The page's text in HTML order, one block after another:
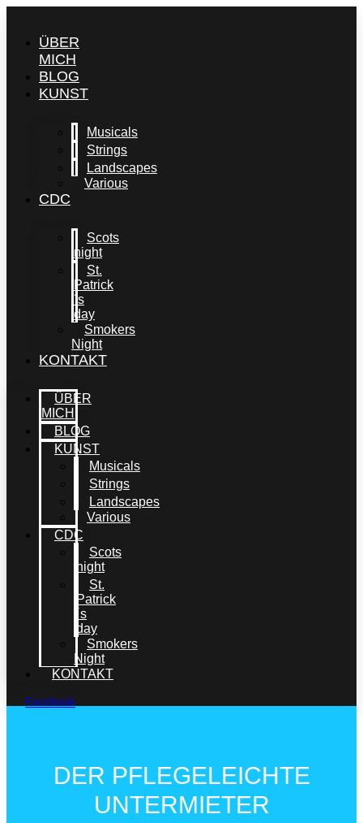
contentÜBER
MICH
BLOG
KUNST
Musicals
Strings
Landscapes
Various
CDC
Scots
night
St.
Patrick
´s
day
Smokers
Night
KONTAKT
ÜBER
MICH
BLOG
KUNST
Musicals
Strings
Landscapes
Various
CDC
Scots
night
St.
Patrick
´s
day
Smokers
Night
KONTAKT
Facebook
DER PFLEGELEICHTE
UNTERMIETER